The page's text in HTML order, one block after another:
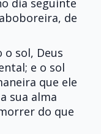
de
o sol, Deus
e o sol
que ele
sua alma
do que